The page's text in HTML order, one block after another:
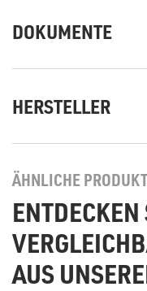
DOKUMENTE
HERSTELLER
ÄHNLICHE
ENTDECKEN
AUS